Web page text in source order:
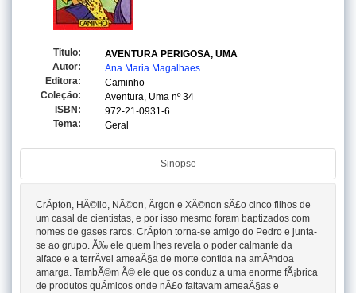
Titulo:
AVENTURA PERIGOSA, UMA
Autor:
Ana Maria Magalhaes
Editora:
Caminho
Coleção:
Aventura, Uma nº 34
ISBN:
972-21-0931-6
Tema:
Geral
Sinopse
CrÃ­pton, HÃ©lio, NÃ©on, Ãrgon e XÃ©non sÃ£o cinco filhos de
um casal de cientistas, e por isso mesmo foram baptizados com
nomes de gases raros. CrÃ­pton torna-se amigo do Pedro e junta-
se ao grupo. Ã‰ ele quem lhes revela o poder calmante da
alface e a terrÃ­vel ameaÃ§a de morte contida na amÃªndoa
amarga. TambÃ©m Ã© ele que os conduz a uma enorme fÃ¡brica
de produtos quÃ­micos onde nÃ£o faltavam ameaÃ§as e